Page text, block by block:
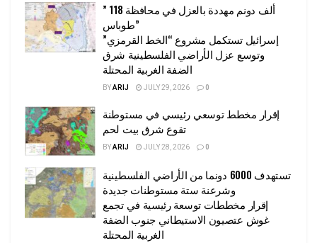
” 118 ألف دونم مهددة بالعزل في محافظة
طوباس”
إسرائيل تستكمل مشروع “الخط القرمزي”
وتوسع عزل الأراضي الفلسطينية شرق
الضفة الغربية المحتلة
BYARIJ JULY 29, 2026 0
إقرار مخطط توسعي رئيسي في مستوطنة
تقوع شرق بيت لحم
BYARIJ JULY 28, 2026 0
تستهدف 6000 دونما من الأراضي الفلسطينية
وشرعنة ستة مستوطنات جديدة
إقرار مخططات توسعة رئيسية في تجمع
غوش عتصيون الاستيطاني جنوب الضفة
الغربية المحتلة